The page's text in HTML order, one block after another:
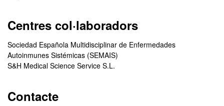
Centres col·laboradors
Sociedad Española Multidisciplinar de Enfermedades
Autoinmunes Sistémicas (SEMAIS)
S&H Medical Science Service S.L.
Contacte